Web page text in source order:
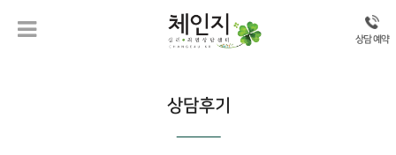
상담 예약
상담후기